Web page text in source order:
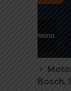
Bosch,